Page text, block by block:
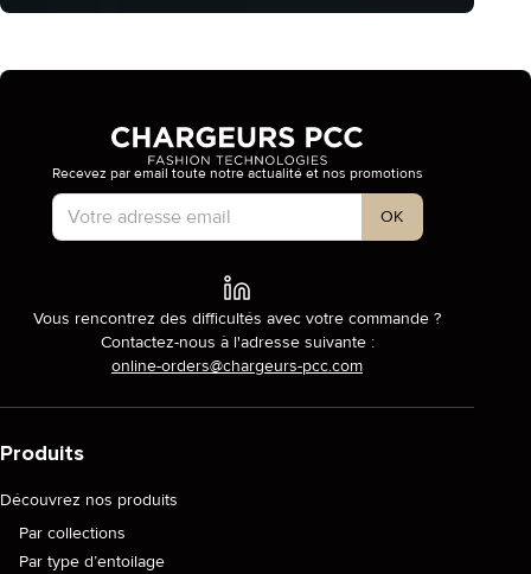
Type de compte
Recevez par email toute notre actualité et nos promotions
OK
Vous rencontrez des difficultés avec votre commande ?
Contactez-nous à l'adresse suivante :
online-orders@chargeurs-pcc.com
Produits
Découvrez nos produits
Par collections
Par type d’entoilage